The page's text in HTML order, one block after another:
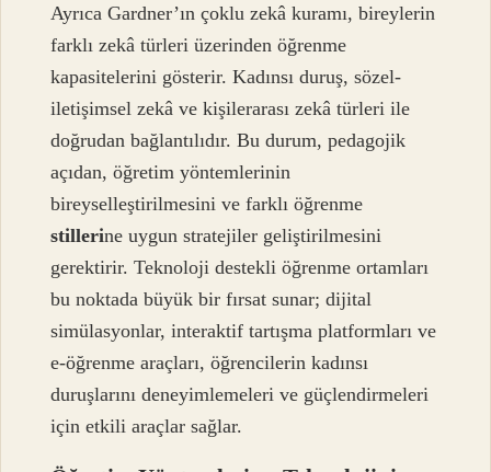
Ayrıca Gardner’ın çoklu zekâ kuramı, bireylerin
farklı zekâ türleri üzerinden öğrenme
kapasitelerini gösterir. Kadınsı duruş, sözel-
iletişimsel zekâ ve kişilerarası zekâ türleri ile
doğrudan bağlantılıdır. Bu durum, pedagojik
açıdan, öğretim yöntemlerinin
bireyselleştirilmesini ve farklı öğrenme
stillerine uygun stratejiler geliştirilmesini
gerektirir. Teknoloji destekli öğrenme ortamları
bu noktada büyük bir fırsat sunar; dijital
simülasyonlar, interaktif tartışma platformları ve
e-öğrenme araçları, öğrencilerin kadınsı
duruşlarını deneyimlemeleri ve güçlendirmeleri
için etkili araçlar sağlar.